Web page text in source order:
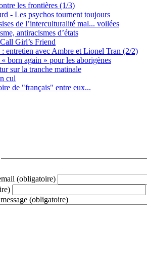
les frontières (1/3)
- Les psychos tournent toujours
de l’interculturalité mal... voilées
antiracismes d’états
Girl’s Friend
entretien avec Ambre et Lionel Tran (2/2)
born again » pour les aborigènes
sur la tranche matinale
cul
de "français" entre eux...
Votre adresse email (obligatoire)
Texte de votre message (obligatoire)